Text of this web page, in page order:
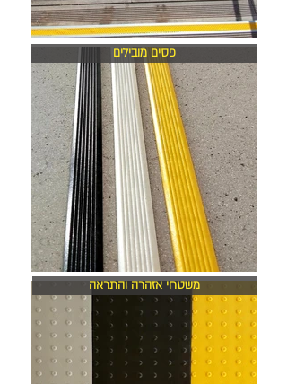
פסים מובילים
משטחי אזהרה והתראה